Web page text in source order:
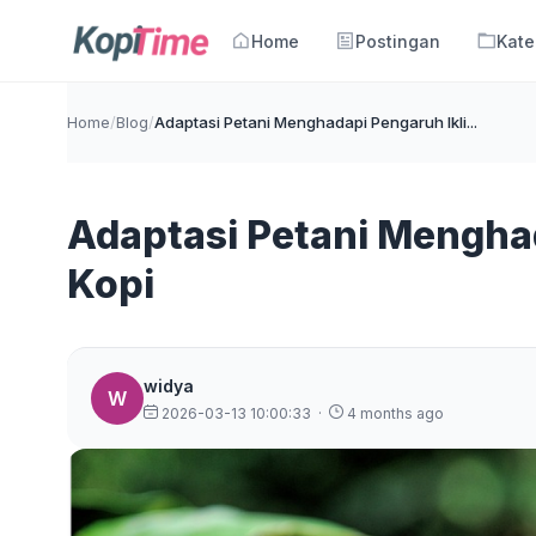
Home Postingan
Home/Blog/Adaptasi Petani Menghadapi Pengaruh Ikli...
Adaptasi Petani
Kopi
W
widya
2026-03-13 10:00:33 · 4 months ago